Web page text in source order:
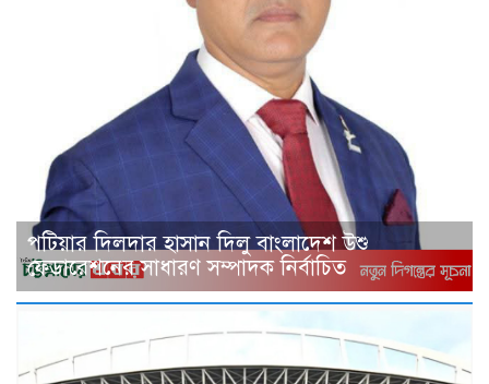
পটিয়ার দিলদার হাসান দিলু বাংলাদেশ উশু
ফেডারেশনের সাধারণ সম্পাদক নির্বাচিত